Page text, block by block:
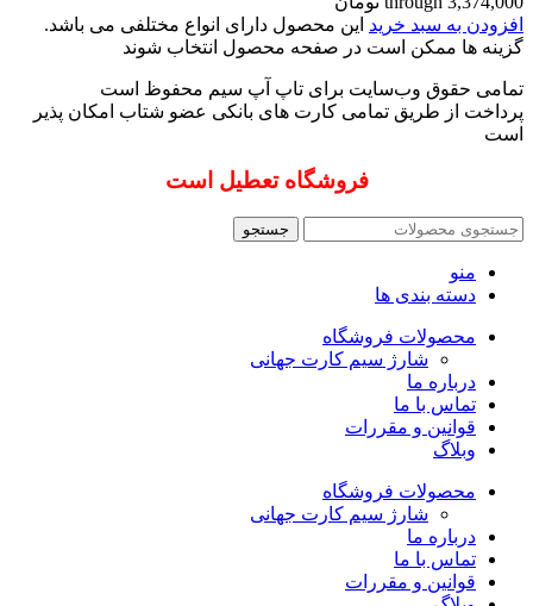
افزودن به سبد خرید این محصول دارای انواع مختلفی می باشد.
گزینه ها ممکن است در صفحه محصول انتخاب شوند
تمامی حقوق وب‌سایت برای تاپ آپ سیم محفوظ است
پرداخت از طریق تمامی کارت های بانکی عضو شتاب امکان پذیر
است
فروشگاه تعطیل است
جستجو
منو
دسته بندی ها
محصولات فروشگاه
شارژ سیم کارت جهانی
درباره ما
تماس با ما
قوانین و مقررات
وبلاگ
محصولات فروشگاه
شارژ سیم کارت جهانی
درباره ما
تماس با ما
قوانین و مقررات